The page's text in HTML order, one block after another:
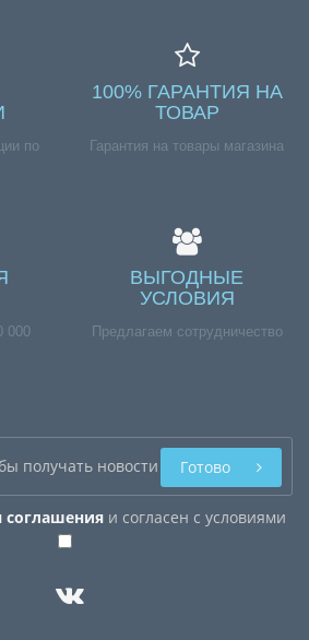
по
100% ГАРАНТИЯ НА
ТОВАР
Гарантия на товары магазина
000
ВЫГОДНЫЕ
УСЛОВИЯ
Предлагаем сотрудничество
соглашенияи согласен с условиями
Готово